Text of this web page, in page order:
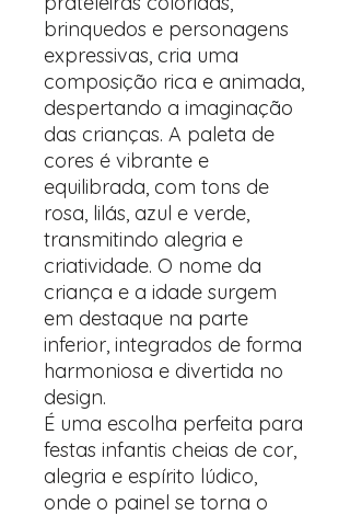
brinquedos e personagens
expressivas, cria uma
composição rica e animada,
despertando a imaginação
das crianças. A paleta de
cores é vibrante e
equilibrada, com tons de
rosa, lilás, azul e verde,
transmitindo alegria e
criatividade. O nome da
criança e a idade surgem
em destaque na parte
inferior, integrados de forma
harmoniosa e divertida no
design.
É uma escolha perfeita para
festas infantis cheias de cor,
alegria e espírito lúdico,
onde o painel se torna o